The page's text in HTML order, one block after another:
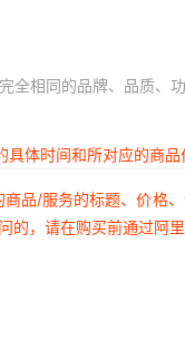
相同的品牌、品质、功
体时间和所对应的商品
品/服务的标题、价格
，请在购买前通过阿